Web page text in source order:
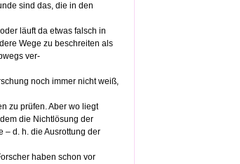
sind das, die in den
läuft da etwas falsch in
Wege zu beschreiten als
ver-
noch immer nicht weiß,
zu prüfen. Aber wo liegt
die Nichtlösung der
– d. h. die Ausrottung der
haben schon vor